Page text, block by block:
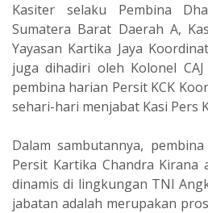
Kasiter selaku Pembina
Sumatera Barat Daerah A,
Yayasan Kartika Jaya
juga dihadiri oleh Kolonel
pembina harian Persit KCK
sehari-hari menjabat Kasi Pers
Dalam sambutannya,
Persit Kartika Chandra Kirana
dinamis di lingkungan TNI
jabatan adalah merupakan